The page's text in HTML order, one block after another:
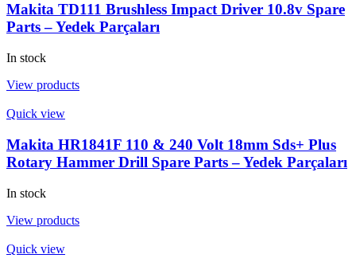
Makita TD111 Brushless Impact Driver 10.8v Spare
Parts – Yedek Parçaları
In stock
View products
Quick view
Makita HR1841F 110 & 240 Volt 18mm Sds+ Plus
Rotary Hammer Drill Spare Parts – Yedek Parçaları
In stock
View products
Quick view